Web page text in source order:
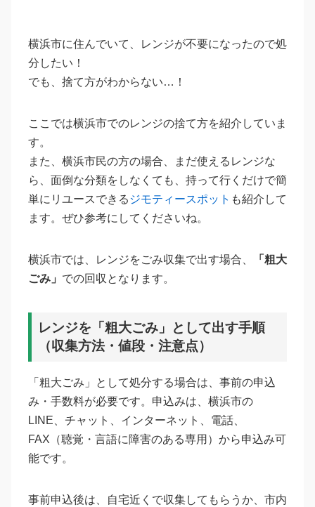
横浜市に住んでいて、レンジが不要になったので処
分したい！
でも、捨て方がわからない…！
ここでは横浜市でのレンジの捨て方を紹介していま
す。
また、横浜市民の方の場合、まだ使えるレンジな
ら、面倒な分類をしなくても、持って行くだけで簡
単にリユースできる ジモティースポット も紹介して
ます。ぜひ参考にしてくださいね。
横浜市では、レンジをごみ収集で出す場合、
「粗大
ごみ」 での回収となります。
レンジを「粗大ごみ」として出す手順
（収集方法・値段・注意点）
「粗大ごみ」として処分する場合は、事前の申込
み・手数料が必要です。申込みは、横浜市の
LINE、チャット、インターネット、電話、
FAX（聴覚・言語に障害のある専用）から申込み可
能です。
事前申込後は、自宅近くで収集してもらうか、市内